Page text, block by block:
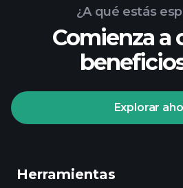
Playtrade
¿A qué estás
Comienza a
Explorar
Herramientas